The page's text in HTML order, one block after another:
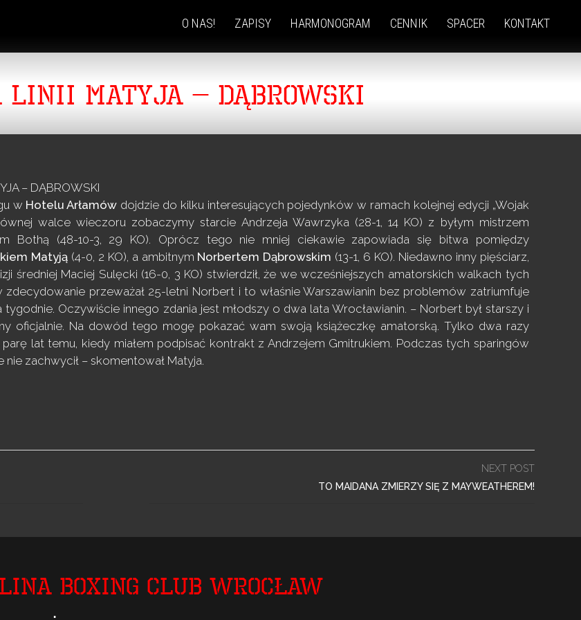
O NAS! ZAPISY HARMONOGRAM CENNIK SPACER KONTAKT
LINII MATYJA – DĄBROWSKI
– DĄBROWSKI
w Hotelu Arłamów dojdzie do kilku interesujących pojedynków w ramach kolejnej edycji „Wojak
walce wieczoru zobaczymy starcie Andrzeja Wawrzyka (28-1, 14 KO) z byłym mistrzem
Bothą (48-10-3, 29 KO). Oprócz tego nie mniej ciekawie zapowiada się bitwa pomiędzy
Matyją (4-0, 2 KO), a ambitnym Norbertem Dąbrowskim (13-1, 6 KO). Niedawno inny pięściarz,
średniej Maciej Sulęcki (16-0, 3 KO) stwierdził, że we wcześniejszych amatorskich walkach tych
przeważał 25-letni Norbert i to właśnie Warszawianin bez problemów zatriumfuje
Oczywiście innego zdania jest młodszy o dwa lata Wrocławianin. – Norbert był starszy i
oficjalnie. Na dowód tego mogę pokazać wam swoją książeczkę amatorską. Tylko dwa razy
lat temu, kiedy miałem podpisać kontrakt z Andrzejem Gmitrukiem. Podczas tych sparingów
zachwycił – skomentował Matyja.
NEXT POST
TO MAIDANA ZMIERZY SIĘ Z MAYWEATHEREM!
Boxing Club Wrocław